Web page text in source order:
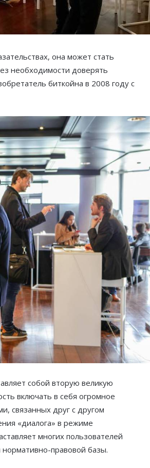
она может стать
необходимости доверять
биткойна в 2008 году с
собой вторую великую
включать в себя огромное
связанных друг с другом
«диалога» в режиме
многих пользователей
нормативно-правовой базы.